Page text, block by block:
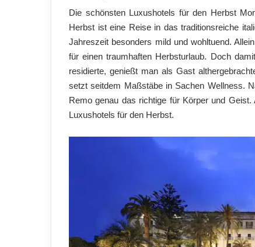
Die schönsten Luxushotels für den Herbst
Herbst ist eine Reise in das traditionsreiche
Jahreszeit besonders mild und wohltuend.
für einen traumhaften Herbsturlaub. Doch
residierte, genießt man als Gast
setzt seitdem Maßstäbe in Sachen Wellness.
Remo genau das richtige für Körper und
Luxushotels für den Herbst.